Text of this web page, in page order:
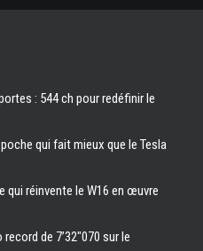
: 544 ch pour redéfinir le
qui fait mieux que le Tesla
qui réinvente le W16 en œuvre
de 7’32″070 sur le